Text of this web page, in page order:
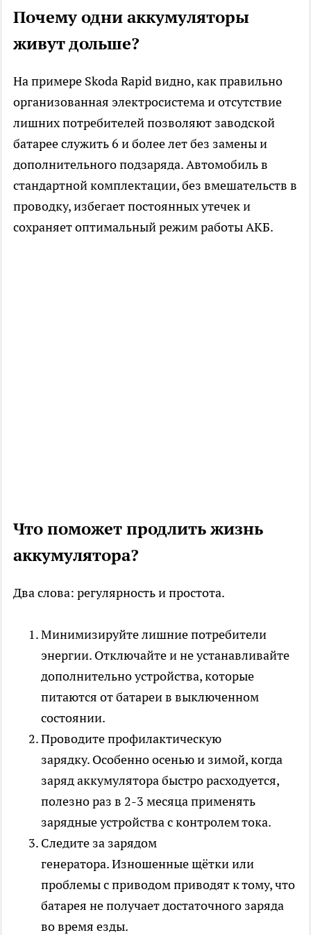
Почему одни аккумуляторы
живут дольше?
На примере Skoda Rapid видно, как правильно
организованная электросистема и отсутствие
лишних потребителей позволяют заводской
батарее служить 6 и более лет без замены и
дополнительного подзаряда. Автомобиль в
стандартной комплектации, без вмешательств в
проводку, избегает постоянных утечек и
сохраняет оптимальный режим работы АКБ.
Что поможет продлить жизнь
аккумулятора?
Два слова: регулярность и простота.
Минимизируйте лишние потребители
энергии. Отключайте и не устанавливайте
дополнительно устройства, которые
питаются от батареи в выключенном
состоянии.
Проводите профилактическую
зарядку. Особенно осенью и зимой, когда
заряд аккумулятора быстро расходуется,
полезно раз в 2-3 месяца применять
зарядные устройства с контролем тока.
Следите за зарядом
генератора. Изношенные щётки или
проблемы с приводом приводят к тому, что
батарея не получает достаточного заряда
во время езды.